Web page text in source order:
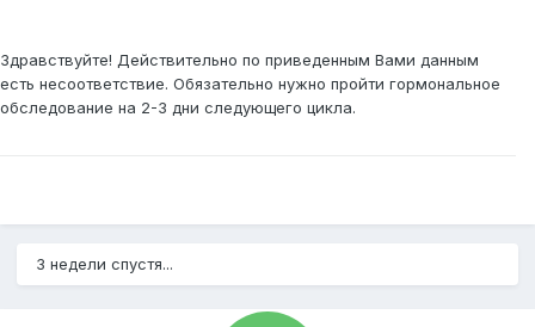
Здравствуйте! Действительно по приведенным Вами данным
есть несоответствие. Обязательно нужно пройти гормональное
обследование на 2-3 дни следующего цикла.
3 недели спустя...